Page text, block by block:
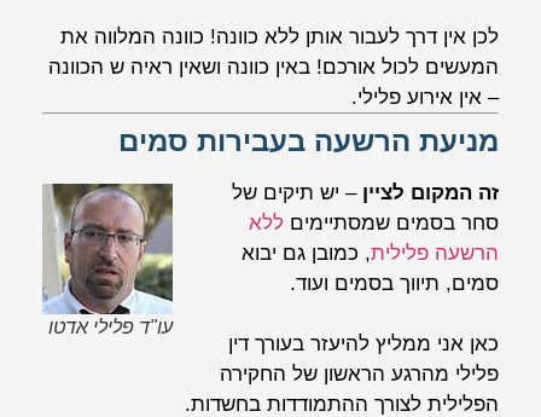
לכן אין דרך לעבור אותן ללא כוונה! כוונה המלווה את
המעשים לכול אורכם! באין כוונה ושאין ראיה ש הכוונה
– אין אירוע פלילי.
מניעת הרשעה בעבירות סמים
עו"ד פלילי אדטו
זה המקום לציין – יש תיקים של
סחר בסמים שמסתיימים ללא
הרשעה פלילית, כמובן גם יבוא
סמים, תיווך בסמים ועוד.
כאן אני ממליץ להיעזר בעורך דין
פלילי מהרגע הראשון של החקירה
הפלילית לצורך ההתמודדות בחשדות.